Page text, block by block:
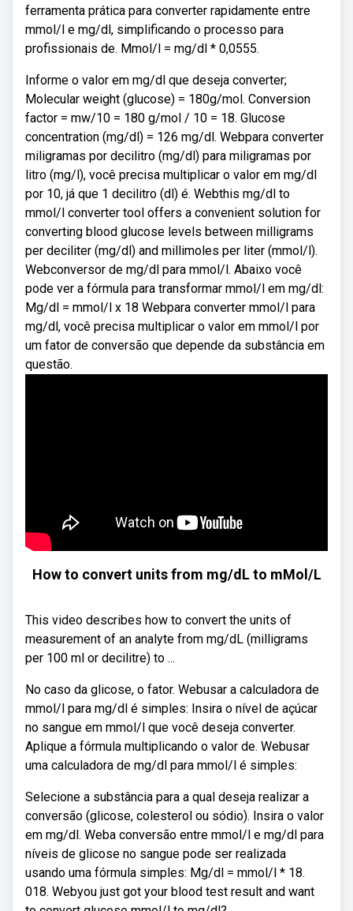
ferramenta prática para converter rapidamente entre
mmol/l e mg/dl, simplificando o processo para
profissionais de. Mmol/l = mg/dl * 0,0555.
Informe o valor em mg/dl que deseja converter;
Molecular weight (glucose) = 180g/mol. Conversion
factor = mw/10 = 180 g/mol / 10 = 18. Glucose
concentration (mg/dl) = 126 mg/dl. Webpara converter
miligramas por decilitro (mg/dl) para miligramas por
litro (mg/l), você precisa multiplicar o valor em mg/dl
por 10, já que 1 decilitro (dl) é. Webthis mg/dl to
mmol/l converter tool offers a convenient solution for
converting blood glucose levels between milligrams
per deciliter (mg/dl) and millimoles per liter (mmol/l).
Webconversor de mg/dl para mmol/l. Abaixo você
pode ver a fórmula para transformar mmol/l em mg/dl:
Mg/dl = mmol/l x 18 Webpara converter mmol/l para
mg/dl, você precisa multiplicar o valor em mmol/l por
um fator de conversão que depende da substância em
questão.
How to convert units from mg/dL to mMol/L
This video describes how to convert the units of
measurement of an analyte from mg/dL (milligrams
per 100 ml or decilitre) to ...
No caso da glicose, o fator. Webusar a calculadora de
mmol/l para mg/dl é simples: Insira o nível de açúcar
no sangue em mmol/l que você deseja converter.
Aplique a fórmula multiplicando o valor de. Webusar
uma calculadora de mg/dl para mmol/l é simples:
Selecione a substância para a qual deseja realizar a
conversão (glicose, colesterol ou sódio). Insira o valor
em mg/dl. Weba conversão entre mmol/l e mg/dl para
níveis de glicose no sangue pode ser realizada
usando uma fórmula simples: Mg/dl = mmol/l * 18.
018. Webyou just got your blood test result and want